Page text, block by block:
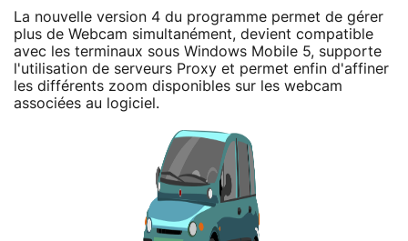
La nouvelle version 4 du programme permet de gérer
plus de Webcam simultanément, devient compatible
avec les terminaux sous Windows Mobile 5, supporte
l'utilisation de serveurs Proxy et permet enfin d'affiner
les différents zoom disponibles sur les webcam
associées au logiciel.